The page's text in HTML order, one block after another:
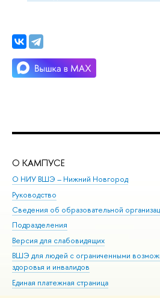
О КАМПУСЕ
О НИУ ВШЭ – Нижний Новгород
Руководство
Сведения об образовательной
Подразделения
Версия для слабовидящих
ВШЭ для людей с ограниченными
здоровья и инвалидов
Единая платежная страница